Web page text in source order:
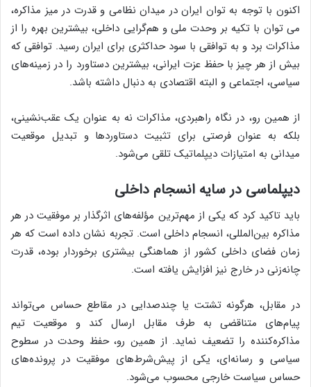
اکنون با توجه به توان ایران در میدان نظامی و قدرت در میز مذاکره،
می توان با تکیه بر وحدت ملی و هم‌گرایی داخلی، بیشترین بهره را از
مذاکرات برد و به توافقی با سود حداکثری برای ایران رسید. توافقی که
بیش از هر چیز با حفظ عزت ایرانی، بیشترین دستاورد را در زمینه‌های
سیاسی، اجتماعی و البته اقتصادی به دنبال داشته باشد.
از همین رو، در نگاه راهبردی، مذاکرات نه به عنوان یک عقب‌نشینی،
بلکه به عنوان فرصتی برای تثبیت دستاوردها و تبدیل موقعیت
میدانی به امتیازات دیپلماتیک تلقی می‌شود.
دیپلماسی در سایه انسجام داخلی
باید تاکید کرد که یکی از مهم‌ترین مؤلفه‌های اثرگذار بر موفقیت در هر
مذاکره بین‌المللی، انسجام داخلی است. تجربه نشان داده است که هر
زمان فضای داخلی کشور از هماهنگی بیشتری برخوردار بوده، قدرت
چانه‌زنی در خارج نیز افزایش یافته است.
در مقابل، هرگونه تشتت یا چندصدایی در مقاطع حساس می‌تواند
پیام‌های متناقضی به طرف مقابل ارسال کند و موقعیت تیم
مذاکره‌کننده را تضعیف نماید. از همین رو، حفظ وحدت در سطوح
سیاسی و رسانه‌ای، یکی از پیش‌شرط‌های موفقیت در پرونده‌های
حساس سیاست خارجی محسوب می‌شود.